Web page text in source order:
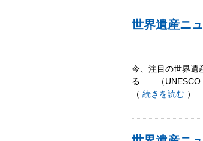
世界遺産ニ
今、注目の世界遺
る――（UNESCO
（ 続きを読む）